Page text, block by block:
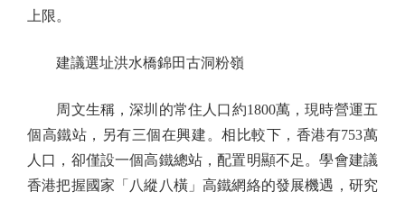
上限。
建議選址洪水橋錦田古洞粉嶺
周文生稱，深圳的常住人口約1800萬，現時營運五
個高鐵站，另有三個在興建。相比較下，香港有753萬
人口，卻僅設一個高鐵總站，配置明顯不足。學會建議
香港把握國家「八縱八橫」高鐵網絡的發展機遇，研究